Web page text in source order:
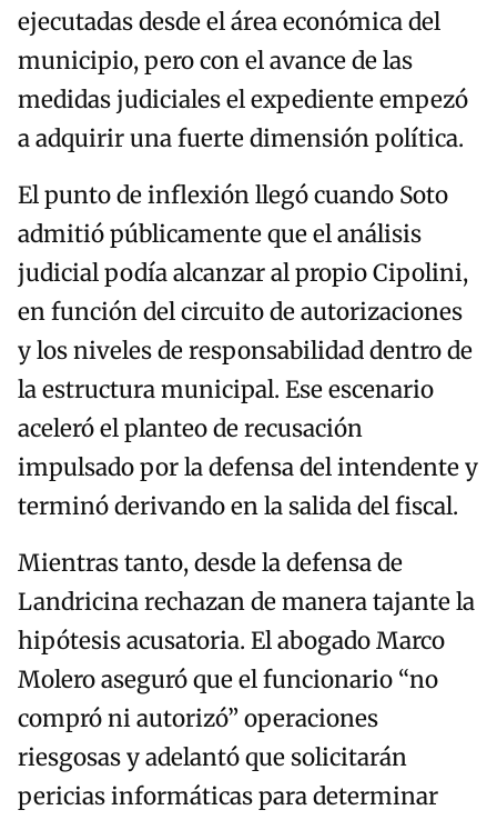
ejecutadas desde el área económica del
municipio, pero con el avance de las
medidas judiciales el expediente empezó
a adquirir una fuerte dimensión política.
El punto de inflexión llegó cuando Soto
admitió públicamente que el análisis
judicial podía alcanzar al propio Cipolini,
en función del circuito de autorizaciones
y los niveles de responsabilidad dentro de
la estructura municipal. Ese escenario
aceleró el planteo de recusación
impulsado por la defensa del intendente y
terminó derivando en la salida del fiscal.
Mientras tanto, desde la defensa de
Landricina rechazan de manera tajante la
hipótesis acusatoria. El abogado Marco
Molero aseguró que el funcionario “no
compró ni autorizó” operaciones
riesgosas y adelantó que solicitarán
pericias informáticas para determinar